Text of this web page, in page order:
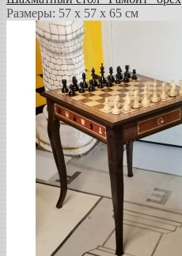
Размеры: 57 х 57 х 65 см